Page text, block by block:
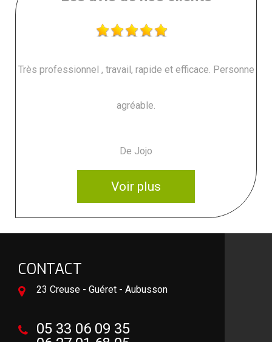
Très professionnel , travail, rapide et efficace. Personne
agréable.
De Jojo
Voir plus
CONTACT
23 Creuse - Guéret - Aubusson
05 33 06 09 35